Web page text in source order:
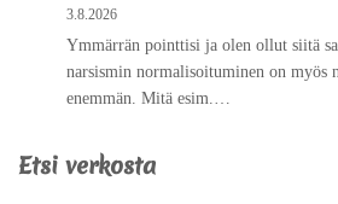
3.8.2026
Ymmärrän pointtisi ja olen ollut siitä
narsismin normalisoituminen on myös
enemmän. Mitä esim.…
Etsi verkosta